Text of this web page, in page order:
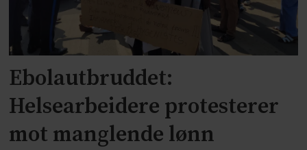
Ebolautbruddet:
Helsearbeidere protesterer
mot manglende lønn